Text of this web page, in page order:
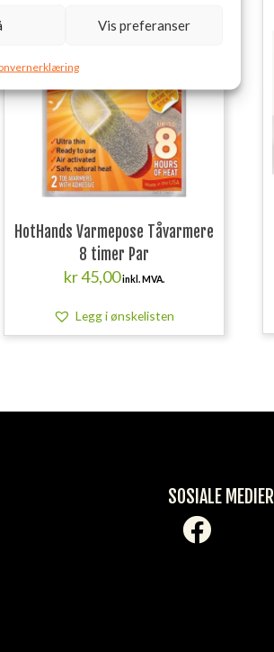
Vis preferanser
HotHands Varmepose Tåvarmere
8 timer Par
kr45,00inkl. MVA.
Legg i ønskelisten
SOSIALE MEDIER